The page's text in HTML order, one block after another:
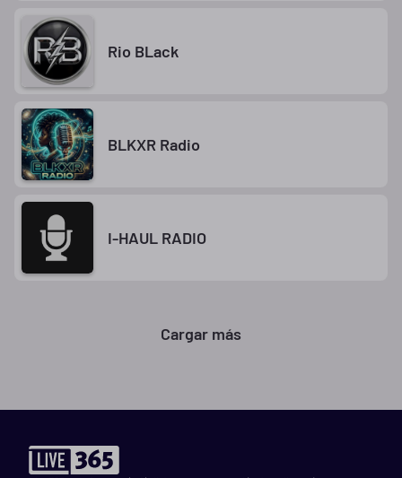
Rio BLack
BLKXR Radio
I-HAUL RADIO
Cargar más